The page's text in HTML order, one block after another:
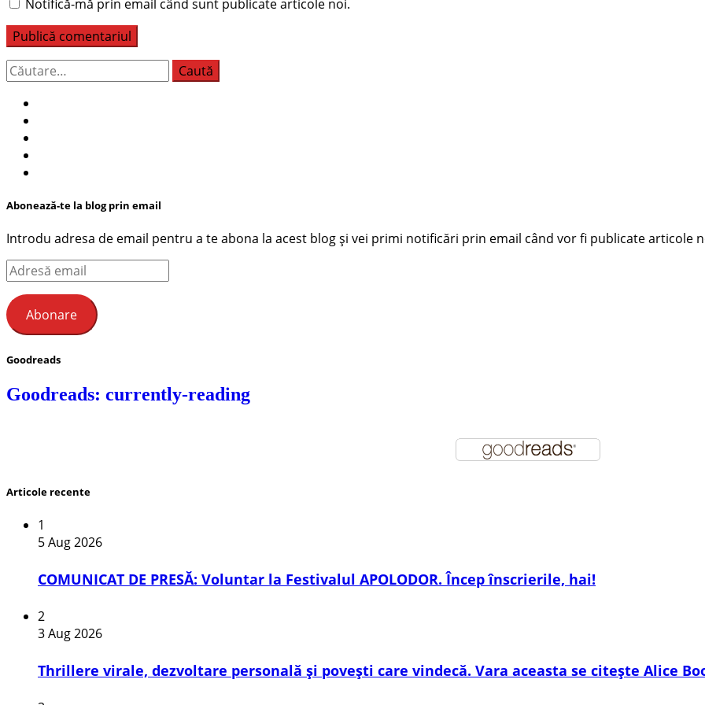
Notifică-mă prin email când sunt publicate articole noi.
Caută
după:
Abonează-te la blog prin email
Introdu adresa de email pentru a te abona la acest blog și vei primi notificări prin email când vor fi publicate articole
Adresă
email
Abonare
Goodreads
Goodreads: currently-reading
Articole recente
1
5 Aug 2026
COMUNICAT DE PRESĂ: Voluntar la Festivalul APOLODOR. Încep înscrierile, hai!
2
3 Aug 2026
Thrillere virale, dezvoltare personală și povești care vindecă. Vara aceasta se citește Alice